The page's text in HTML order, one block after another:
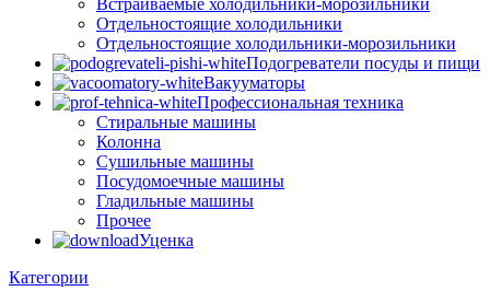
Отдельностоящие холодильники
Отдельностоящие холодильники-морозильники
Подогреватели посуды и пищи
Вакууматоры
Профессиональная техника
Стиральные машины
Колонна
Сушильные машины
Посудомоечные машины
Гладильные машины
Прочее
Уценка
Категории